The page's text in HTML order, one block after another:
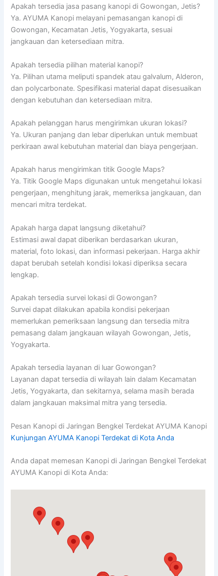
Apakah tersedia jasa pasang kanopi di Gowongan, Jetis?
Ya. AYUMA Kanopi melayani pemasangan kanopi di
Gowongan, Kecamatan Jetis, Yogyakarta, sesuai
jangkauan dan ketersediaan mitra.
Apakah tersedia pilihan material kanopi?
Ya. Pilihan utama meliputi spandek atau galvalum, Alderon,
dan polycarbonate. Spesifikasi material dapat disesuaikan
dengan kebutuhan dan ketersediaan mitra.
Apakah pelanggan harus mengirimkan ukuran lokasi?
Ya. Ukuran panjang dan lebar diperlukan untuk membuat
perkiraan awal kebutuhan material dan biaya pengerjaan.
Apakah harus mengirimkan titik Google Maps?
Ya. Titik Google Maps digunakan untuk mengetahui lokasi
pengerjaan, menghitung jarak, memeriksa jangkauan, dan
mencari mitra terdekat.
Apakah harga dapat langsung diketahui?
Estimasi awal dapat diberikan berdasarkan ukuran,
material, foto lokasi, dan informasi pekerjaan. Harga akhir
dapat berubah setelah kondisi lokasi diperiksa secara
lengkap.
Apakah tersedia survei lokasi di Gowongan?
Survei dapat dilakukan apabila kondisi pekerjaan
memerlukan pemeriksaan langsung dan tersedia mitra
pemasang dalam jangkauan wilayah Gowongan, Jetis,
Yogyakarta.
Apakah tersedia layanan di luar Gowongan?
Layanan dapat tersedia di wilayah lain dalam Kecamatan
Jetis, Yogyakarta, dan sekitarnya, selama masih berada
dalam jangkauan maksimal mitra yang tersedia.
Pesan Kanopi di Jaringan Bengkel Terdekat AYUMA Kanopi
Kunjungan AYUMA Kanopi Terdekat di Kota Anda
Anda dapat memesan Kanopi di Jaringan Bengkel Terdekat
AYUMA Kanopi di Kota Anda: